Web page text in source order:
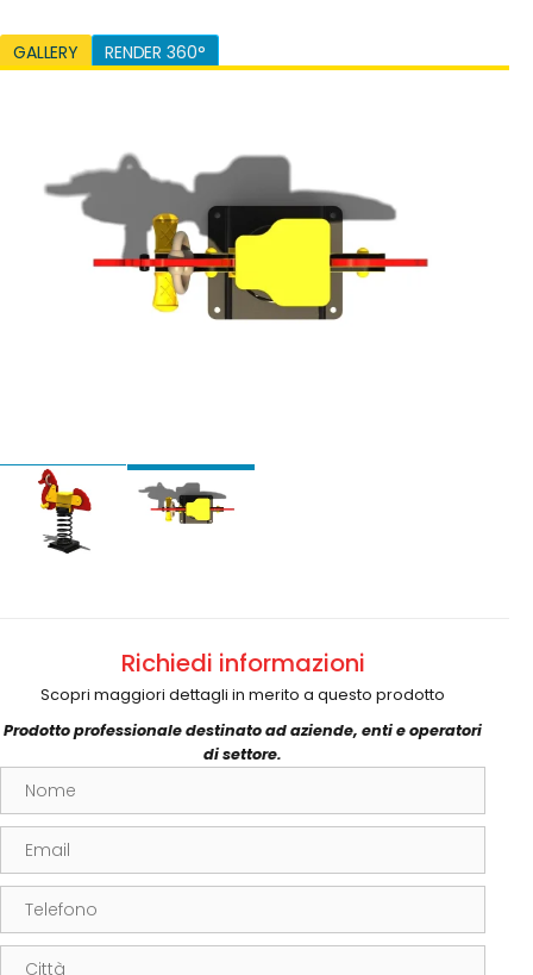
GALLERY RENDER 360°
Richiedi informazioni
Scopri maggiori dettagli in merito a questo prodotto
Prodotto professionale destinato ad aziende, enti e operatori
di settore.
Nome
Email
Telefono
Città